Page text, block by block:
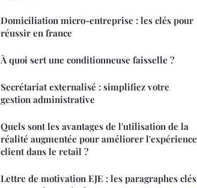
Domiciliation micro-entreprise : les clés pour
réussir en france
À quoi sert une conditionneuse faisselle ?
Secrétariat externalisé : simplifiez votre
gestion administrative
Quels sont les avantages de l'utilisation de la
réalité augmentée pour améliorer l'expérience
client dans le retail ?
Lettre de motivation EJE : les paragraphes clés